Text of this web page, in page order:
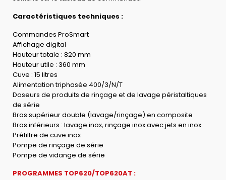
Caractéristiques techniques :
Commandes ProSmart
Affichage digital
Hauteur totale : 820 mm
Hauteur utile : 360 mm
Cuve : 15 litres
Alimentation triphasée 400/3/N/T
Doseurs de produits de rinçage et de lavage péristaltiques
de série
Bras supérieur double (lavage/rinçage) en composite
Bras inférieurs : lavage inox, rinçage inox avec jets en inox
Préfiltre de cuve inox
Pompe de rinçage de série
Pompe de vidange de série
PROGRAMMES TOP620/TOP620AT :